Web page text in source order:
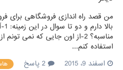
من قصد راه اندازی فروشگاهی برای
مناسبه؟ 2-از اون جایی که نمی
استفاده کنم...
اسفند 9، 2015